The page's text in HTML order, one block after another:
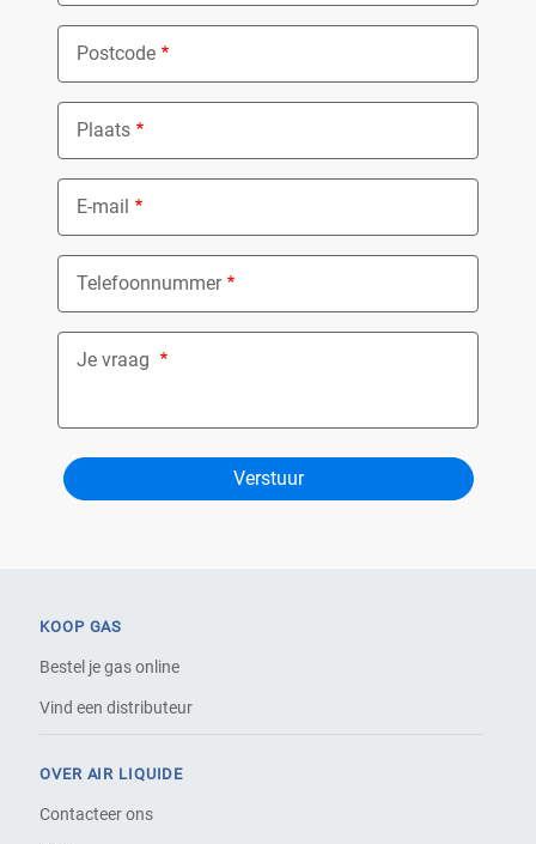
Postcode
Plaats
E-mail
Telefoonnummer
Je vraag
KOOP GAS
Bestel je gas online
Vind een distributeur
OVER AIR LIQUIDE
Contacteer ons